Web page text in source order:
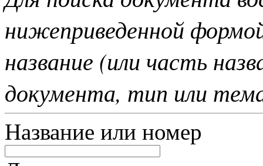
нижеприведенной
название (или часть
документа, тип или
Название или номер